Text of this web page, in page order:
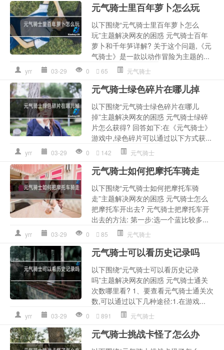
元气骑士里百年萝卜怎么玩
以下围绕“元气骑士里百年萝卜怎么
玩”主题解决网友的困惑 元气骑士百年
萝卜和千年笋详解? 关于这个问题,《元
气骑士》是一款以动作冒险为主题的...
yrr 03-29 0 65 元气骑士
元气骑士绿色碎片在哪儿掉
以下围绕“元气骑士绿色碎片在哪儿
掉”主题解决网友的困惑 元气骑士绿碎
片怎么获得? 回答如下:在《元气骑士》
游戏中,绿色碎片可以通过以下方式获...
yrr 03-29 0 142 元气骑士
元气骑士如何把摩托车骑走
以下围绕“元气骑士如何把摩托车骑
走”主题解决网友的困惑 元气骑士怎么
把摩托车开出去? 元气骑士把摩托车开
出去的方法: 第一步:选一个蓝比较多...
yrr 03-29 0 85 元气骑士
元气骑士可以看历史记录吗
以下围绕“元气骑士可以看历史记录
吗”主题解决网友的困惑 元气骑士通关
次数哪里看? 1、要查看元气骑士通关次
数,可以通过以下几种途径:1.在游戏...
yrr 03-29 0 891 元气骑士
元气骑士挑战卡怪了怎么办